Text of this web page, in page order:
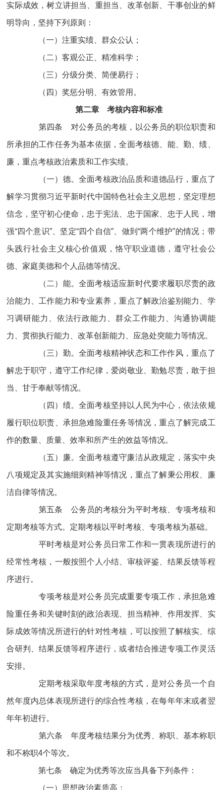
实际成效，树立讲担当、重担当、改革创新、干事创业的鲜
明导向，坚持下列原则：
（一）注重实绩、群众公认；
（二）客观公正、精准科学；
（三）分级分类、简便易行；
（四）奖惩分明、有效管用。
第二章 考核内容和标准
第四条 对公务员的考核，以公务员的职位职责和
所承担的工作任务为基本依据，全面考核德、能、勤、绩、
廉，重点考核政治素质和工作实绩。
（一）德。全面考核政治品质和道德品行，重点了
解学习贯彻习近平新时代中国特色社会主义思想，坚定理想
信念，坚守初心使命，忠于宪法、忠于国家、忠于人民，增
强“四个意识”、坚定“四个自信”、做到“两个维护”的情况；带
头践行社会主义核心价值观，恪守职业道德，遵守社会公
德、家庭美德和个人品德等情况。
（二）能。全面考核适应新时代要求履职尽责的政
治能力、工作能力和专业素养，重点了解政治鉴别能力、学
习调研能力、依法行政能力、群众工作能力、沟通协调能
力、贯彻执行能力、改革创新能力、应急处突能力等情况。
（三）勤。全面考核精神状态和工作作风，重点了
解忠于职守，遵守工作纪律，爱岗敬业、勤勉尽责，敢于担
当、甘于奉献等情况。
（四）绩。全面考核坚持以人民为中心，依法依规
履行职位职责、承担急难险重任务等情况，重点了解完成工
作的数量、质量、效率和所产生的效益等情况。
（五）廉。全面考核遵守廉洁从政规定，落实中央
八项规定及其实施细则精神等情况，重点了解秉公用权、廉
洁自律等情况。
第五条 公务员的考核分为平时考核、专项考核和
定期考核等方式。定期考核以平时考核、专项考核为基础。
平时考核是对公务员日常工作和一贯表现所进行的
经常性考核，一般按照个人小结、审核评鉴、结果反馈等程
序进行。
专项考核是对公务员完成重要专项工作，承担急难
险重任务和关键时刻的政治表现、担当精神、作用发挥、实
际成效等情况所进行的针对性考核，可以按照了解核实、综
合研判、结果反馈等程序进行，或者结合推进专项工作灵活
安排。
定期考核采取年度考核的方式，是对公务员一个自
然年度内总体表现所进行的综合性考核，在每年年末或者翌
年年初进行。
第六条 年度考核结果分为优秀、称职、基本称职
和不称职4个等次。
第七条 确定为优秀等次应当具备下列条件：
（一）思想政治素质高；